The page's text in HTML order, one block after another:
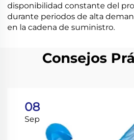
disponibilidad constante del
durante periodos de alta
en la cadena de suministro.
Consejos
08
Sep